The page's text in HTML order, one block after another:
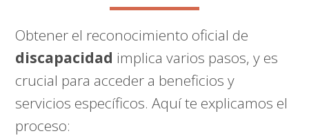
Obtener el reconocimiento oficial de
discapacidad implica varios pasos, y es
crucial para acceder a beneficios y
servicios específicos. Aquí te explicamos el
proceso: